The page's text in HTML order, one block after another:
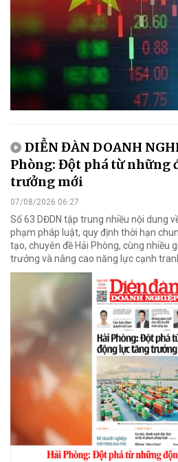
DIỄN ĐÀN DOANH
Phòng: Đột phá từ những
trưởng mới
07/08/2026 06:27
Số 63 DĐDN tập trung nhiều nội dung
phạm pháp luật, quy định thời hạn
tạo, chuyên đề Hải Phòng, cùng nhiều
trưởng và nâng cao năng lực cạnh